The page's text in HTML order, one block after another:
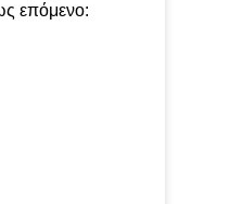
επόμενο: